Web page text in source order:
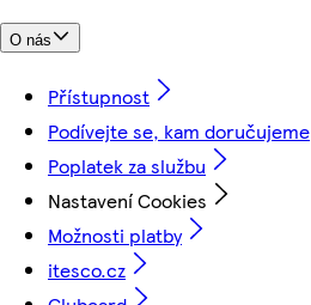
O nás
Přístupnost
Podívejte se, kam doručujeme
Poplatek za službu
Nastavení Cookies
Možnosti platby
itesco.cz